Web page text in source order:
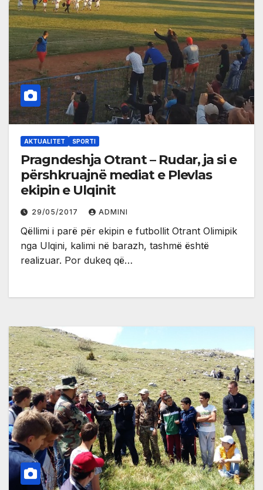
AKTUALITET SPORTI
Pragndeshja Otrant – Rudar, ja si e
përshkruajnë mediat e Plevlas
ekipin e Ulqinit
29/05/2017 ADMINI
Qëllimi i parë për ekipin e futbollit Otrant Olimipik
nga Ulqini, kalimi në barazh, tashmë është
realizuar. Por dukeq që…